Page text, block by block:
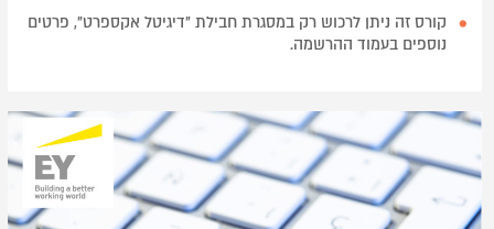
קורס זה ניתן לרכוש רק במסגרת חבילת "דיגיטל אקספרט", פרטים
נוספים בעמוד ההרשמה.